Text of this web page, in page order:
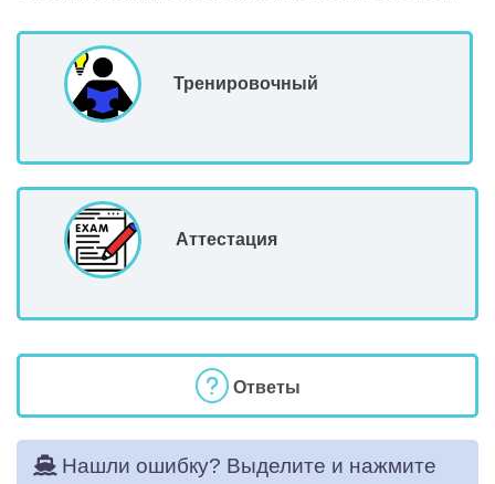
Тренировочный
Аттестация
Ответы
Нашли ошибку? Выделите и нажмите